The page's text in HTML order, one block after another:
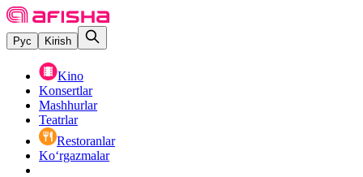
Рус Kirish
Kino
Konsertlar
Mashhurlar
Teatrlar
Restoranlar
Ko‘rgazmalar